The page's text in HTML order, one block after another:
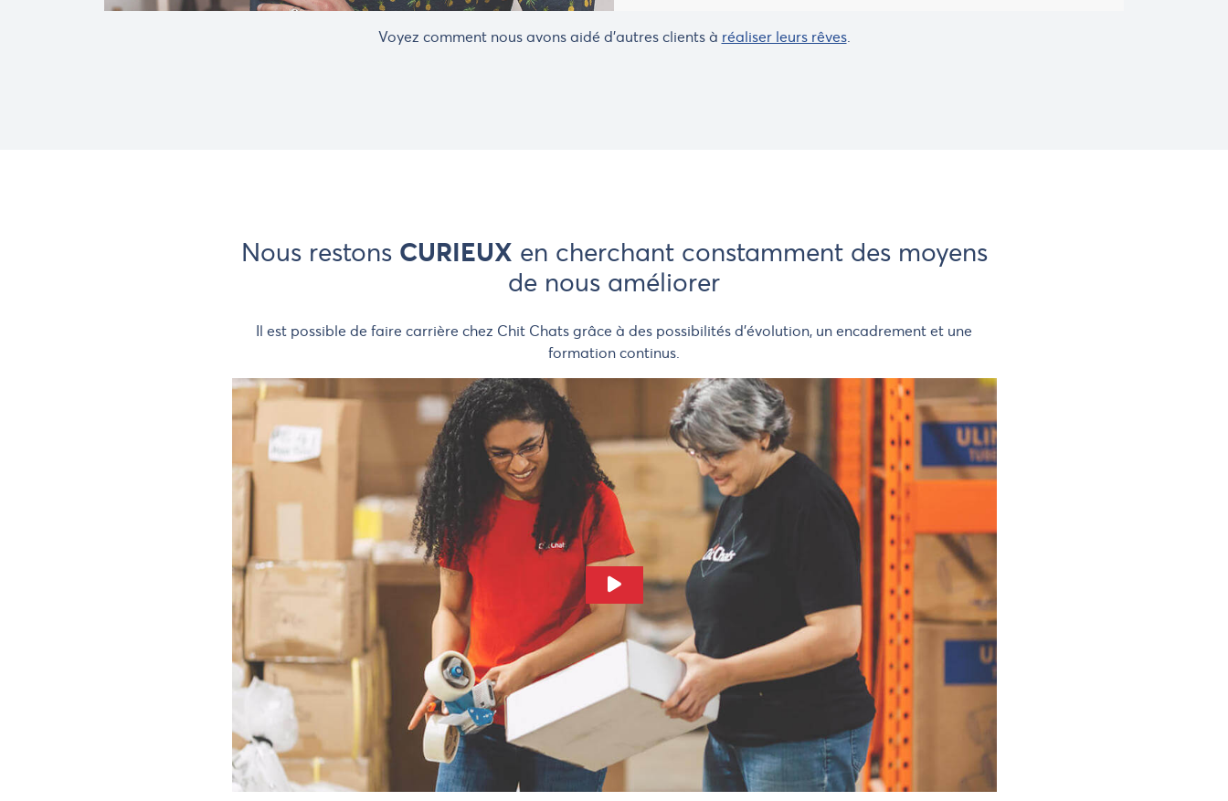
Voyez comment nous avons aidé d'autres clients à réaliser leurs rêves.
Nous restons CURIEUX en cherchant constamment des moyens
de nous améliorer
Il est possible de faire carrière chez Chit Chats grâce à des possibilités d'évolution, un encadrement et une
formation continus.
Play Video